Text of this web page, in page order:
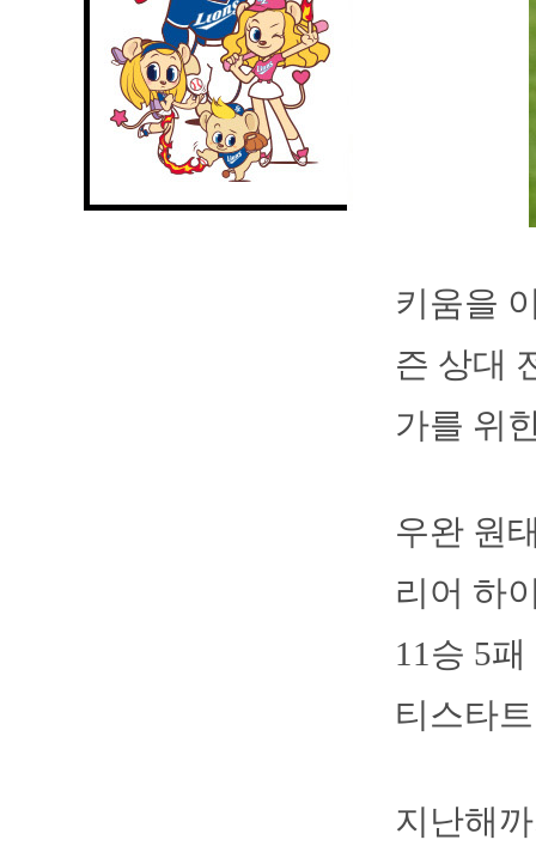
키움을
즌 상대
가를 위
우완 원
리어 하
11승 5
티스타
지난해